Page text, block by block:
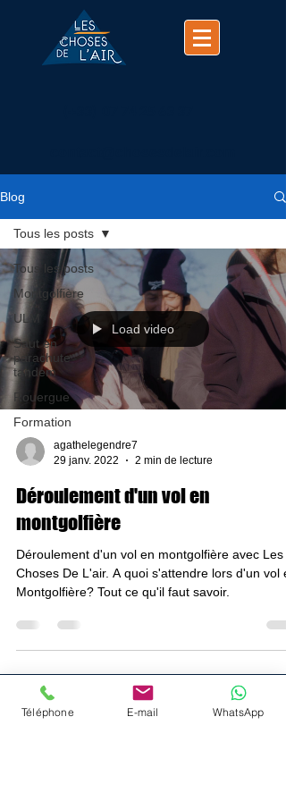
Blog
Tous les posts
Montgolfière
ULM
Saut en
parachute
tandem
Rouergue
Formation
Tous les posts
Load video
agathelegendre7
29 janv. 2022
2 min de lecture
Déroulement d'un vol en
montgolfière
Déroulement d'un vol en montgolfière avec Les
Choses De L'air. A quoi s'attendre lors d'un vol
Montgolfière? Tout ce qu'il faut savoir.
Menu
Accueil
Téléphone E-mail WhatsApp